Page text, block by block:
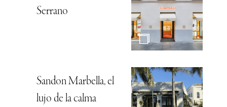
Serrano
Sandon Marbella, el
lujo de la calma